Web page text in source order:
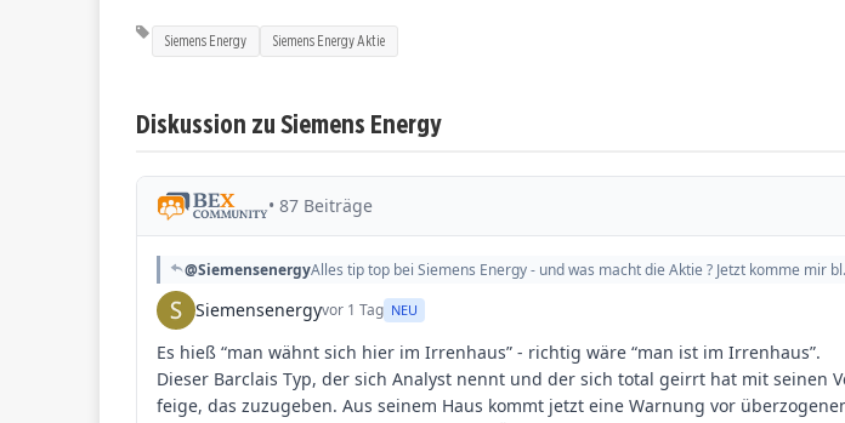
Siemens Energy Siemens Energy Aktie
Diskussion zu Siemens Energy